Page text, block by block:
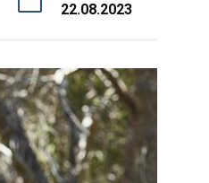
22.08.2023